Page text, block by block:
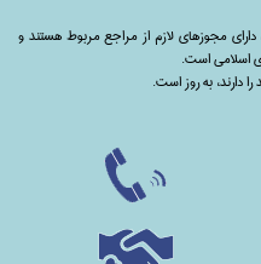
مجوزهای لازم از مراجع مربوط هستند ‌و‌‌
اسلامی است.
دارند،‌ به روز است.